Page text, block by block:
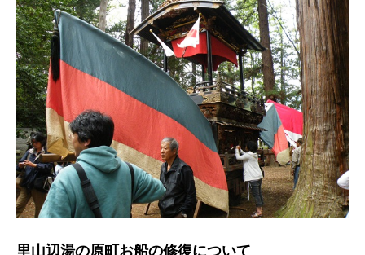
里山辺湯の原町お船の修復について